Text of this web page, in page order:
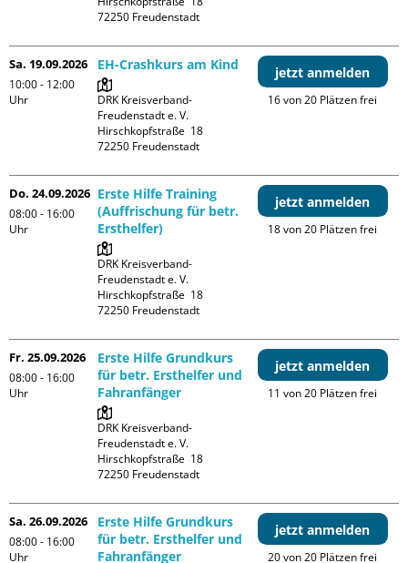
Sa. 19.09.2026
10:00 - 12:00
Uhr
EH-Crashkurs am Kind
DRK Kreisverband-
Freudenstadt e. V.
Hirschkopfstraße  18
jetzt anmelden
16 von 20 Plätzen frei
Do. 24.09.2026
08:00 - 16:00
Uhr
Erste Hilfe Training
(Auffrischung für betr.
Ersthelfer)
DRK Kreisverband-
Freudenstadt e. V.
Hirschkopfstraße  18
jetzt anmelden
18 von 20 Plätzen frei
Fr. 25.09.2026
08:00 - 16:00
Uhr
Erste Hilfe Grundkurs
für betr. Ersthelfer und
Fahranfänger
DRK Kreisverband-
Freudenstadt e. V.
Hirschkopfstraße  18
jetzt anmelden
11 von 20 Plätzen frei
Sa. 26.09.2026
08:00 - 16:00
Uhr
Erste Hilfe Grundkurs
für betr. Ersthelfer und
Fahranfänger
jetzt anmelden
20 von 20 Plätzen frei